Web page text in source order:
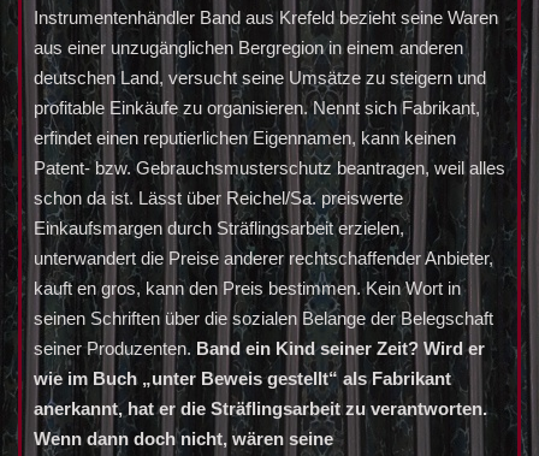
Instrumentenhändler Band aus Krefeld bezieht seine Waren
aus einer unzugänglichen Bergregion in einem anderen
deutschen Land, versucht seine Umsätze zu steigern und
profitable Einkäufe zu organisieren. Nennt sich Fabrikant,
erfindet einen reputierlichen Eigennamen, kann keinen
Patent- bzw. Gebrauchsmusterschutz beantragen, weil alles
schon da ist. Lässt über Reichel/Sa. preiswerte
Einkaufsmargen durch Sträflingsarbeit erzielen,
unterwandert die Preise anderer rechtschaffender Anbieter,
kauft en gros, kann den Preis bestimmen. Kein Wort in
seinen Schriften über die sozialen Belange der Belegschaft
seiner Produzenten. Band ein Kind seiner Zeit? Wird er
wie im Buch „unter Beweis gestellt“ als Fabrikant
anerkannt, hat er die Sträflingsarbeit zu verantworten.
Wenn dann doch nicht, wären seine